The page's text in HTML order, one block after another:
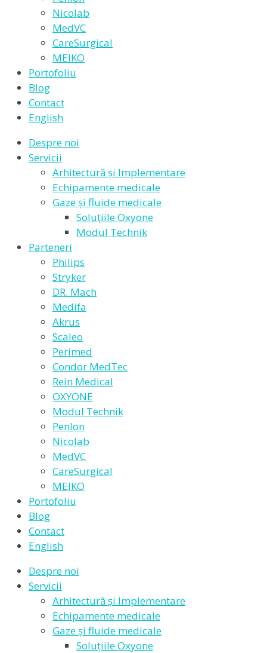
Nicolab
MedVC
CareSurgical
MEIKO
Portofoliu
Blog
Contact
English
Despre noi
Servicii
Arhitectură și Implementare
Echipamente medicale
Gaze și fluide medicale
Soluțiile Oxyone
Modul Technik
Parteneri
Philips
Stryker
DR. Mach
Medifa
Akrus
Scaleo
Perimed
Condor MedTec
Rein Medical
OXYONE
Modul Technik
Penlon
Nicolab
MedVC
CareSurgical
MEIKO
Portofoliu
Blog
Contact
English
Despre noi
Servicii
Arhitectură și Implementare
Echipamente medicale
Gaze și fluide medicale
Soluțiile Oxyone